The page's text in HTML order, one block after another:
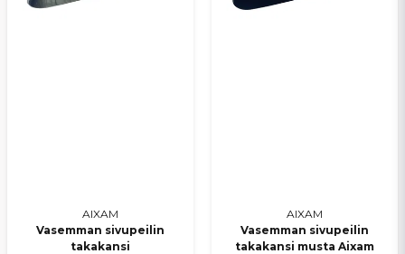
AIXAM
Vasemman sivupeilin
takakansi
AIXAM
Vasemman sivupeilin
takakansi musta Aixam